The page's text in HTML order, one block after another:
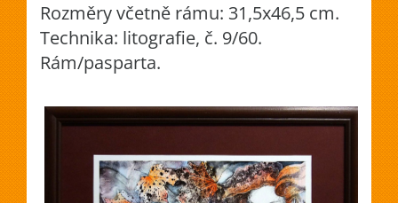
Rozměry včetně rámu: 31,5x46,5 cm.
Technika: litografie, č. 9/60.
Rám/pasparta.